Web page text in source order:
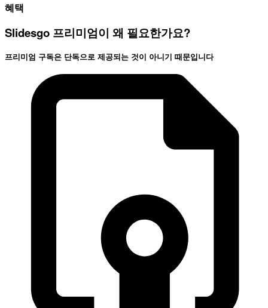
혜택
Slidesgo 프리미엄이 왜 필요한가요?
프리미엄 구독은 단독으로 제공되는 것이 아니기 때문입니다